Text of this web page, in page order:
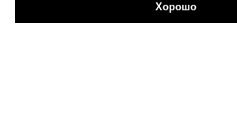
Задайте свой вопрос в Max
Хорошо